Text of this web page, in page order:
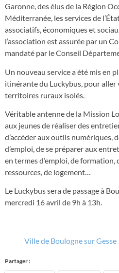
Garonne, des élus de la Région
Méditerranée, les services de
associatifs, économiques et
l’association est assurée par un
mandaté par le Conseil
Un nouveau service a été mis en
itinérante du Luckybus, pour aller
territoires ruraux isolés.
Véritable antenne de la Mission
aux jeunes de réaliser des
d’accéder aux outils numériques,
d’emploi, de se préparer aux
en termes d’emploi, de formation,
ressources, de logement…
Le Luckybus sera de passage à
mercredi 16 avril de 9h à 13h.
Ville de Boulogne sur Gesse
Partager :